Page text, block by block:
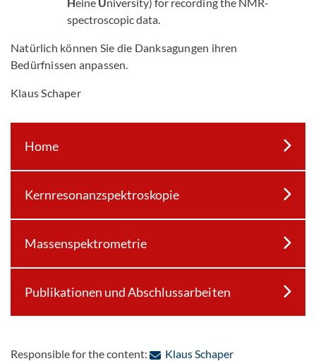
spectroscopic data.
Natürlich können Sie die Danksagungen ihren
Bedürfnissen anpassen.
Klaus Schaper
Home
Kernresonanzspektroskopie
Massenspektrometrie
Publikationen und Abschlussarbeiten
Responsible for the content: Klaus Schaper: Contact by e-